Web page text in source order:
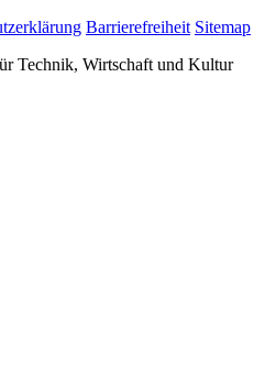
Barrierefreiheit Sitemap
Technik, Wirtschaft und Kultur